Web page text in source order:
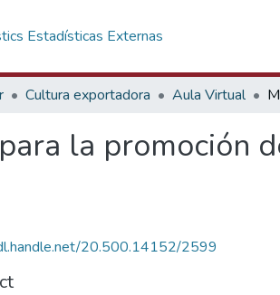
Estadísticas Externas
Cultura exportadora Aula Virtual
la promoción
20.500.14152/2599